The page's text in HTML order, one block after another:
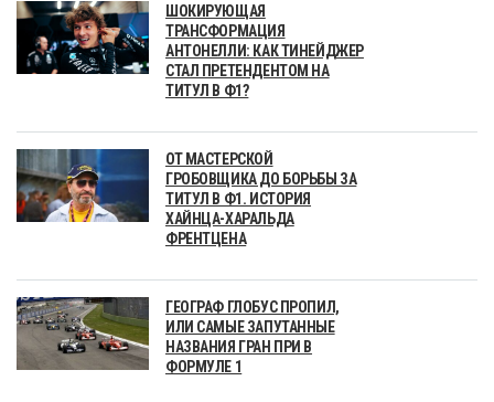
ШОКИРУЮЩАЯ
ТРАНСФОРМАЦИЯ
АНТОНЕЛЛИ: КАК ТИНЕЙДЖЕР
СТАЛ ПРЕТЕНДЕНТОМ НА
ТИТУЛ В Ф1?
ОТ МАСТЕРСКОЙ
ГРОБОВЩИКА ДО БОРЬБЫ ЗА
ТИТУЛ В Ф1. ИСТОРИЯ
ХАЙНЦА-ХАРАЛЬДА
ФРЕНТЦЕНА
ГЕОГРАФ ГЛОБУС ПРОПИЛ,
ИЛИ САМЫЕ ЗАПУТАННЫЕ
НАЗВАНИЯ ГРАН ПРИ В
ФОРМУЛЕ 1